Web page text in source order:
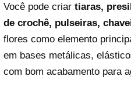
Você pode criar tiaras,
de crochê, pulseiras,
flores como elemento
em bases metálicas,
com bom acabamento para